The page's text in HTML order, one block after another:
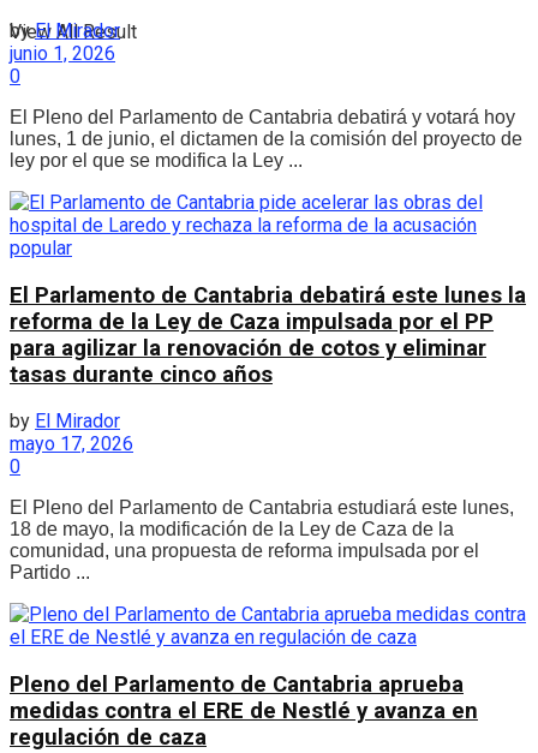
View All Result
by El Mirador
junio 1, 2026
0
El Pleno del Parlamento de Cantabria debatirá y votará hoy
lunes, 1 de junio, el dictamen de la comisión del proyecto de
ley por el que se modifica la Ley ...
El Parlamento de Cantabria debatirá este lunes la
reforma de la Ley de Caza impulsada por el PP
para agilizar la renovación de cotos y eliminar
tasas durante cinco años
by El Mirador
mayo 17, 2026
0
El Pleno del Parlamento de Cantabria estudiará este lunes,
18 de mayo, la modificación de la Ley de Caza de la
comunidad, una propuesta de reforma impulsada por el
Partido ...
Pleno del Parlamento de Cantabria aprueba
medidas contra el ERE de Nestlé y avanza en
regulación de caza